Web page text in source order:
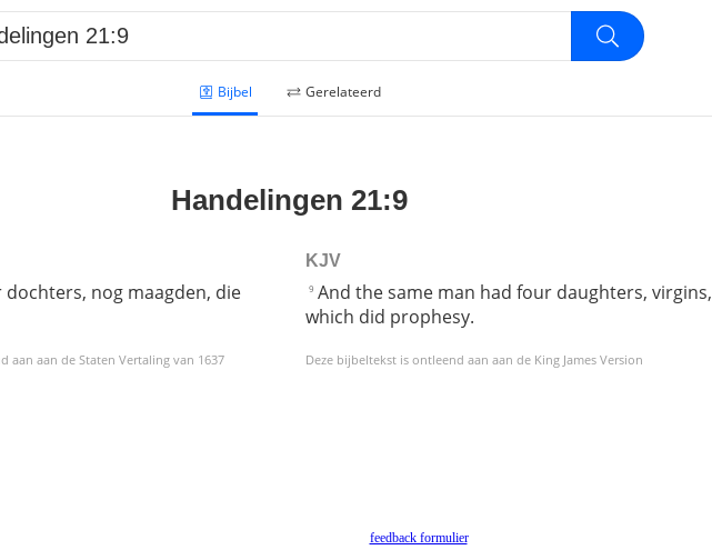
Bijbel Gerelateerd
Handelingen 21:9
dochters, nog maagden, die
aan aan de Staten Vertaling van 1637
KJV
9 And the same man had four daughters, virgins,
which did prophesy.
Deze bijbeltekst is ontleend aan aan de King James Version
feedback formulier.